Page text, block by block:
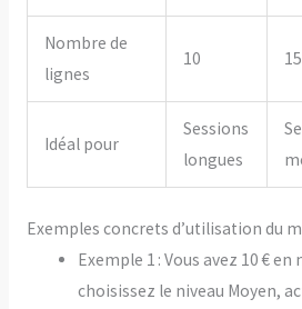
Nombre de
lignes
10 15
Idéal pour
Sessions
longues
Exemples concrets d’utilisation du
Exemple 1 : Vous avez 10 €
choisissez le niveau Moyen,